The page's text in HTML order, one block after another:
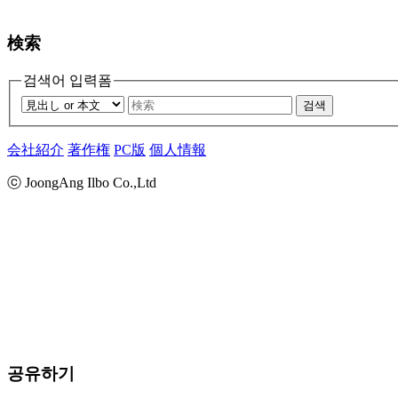
検索
검색어 입력폼
검색
会社紹介 著作権 PC版 個人情報
ⓒ JoongAng Ilbo Co.,Ltd
공유하기